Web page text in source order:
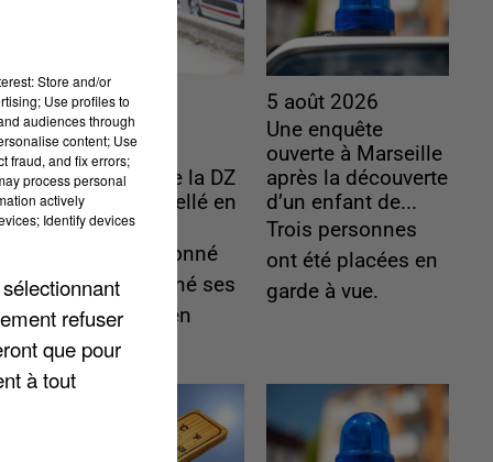
5 août 2026
L’un des
fondateurs
supposés de la DZ
Mafia interpellé en
Algérie
Il est soupçonné
d'y avoir mené ses
opérations en
France.
5 août 2026
Une enquête
ouverte à Marseille
après la découverte
d’un enfant de...
Trois personnes
ont été placées en
garde à vue.
Store and/or
Use profiles to
audiences through
content; Use
fraud, and fix errors;
process personal
actively
Identify devices
refuser
que pour
à tout